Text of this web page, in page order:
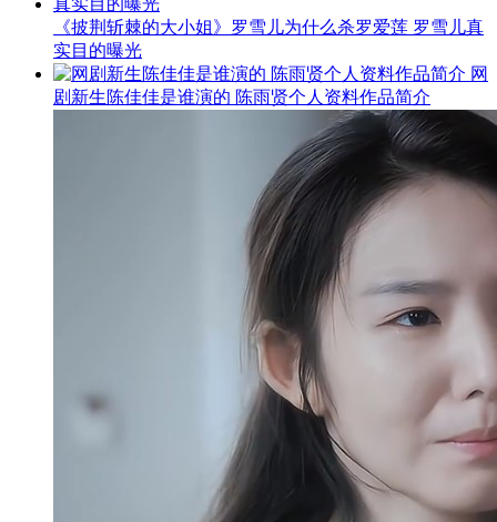
《披荆斩棘的大小姐》罗雪儿为什么杀罗爱莲 罗雪儿真
实目的曝光
网
剧新生陈佳佳是谁演的 陈雨贤个人资料作品简介